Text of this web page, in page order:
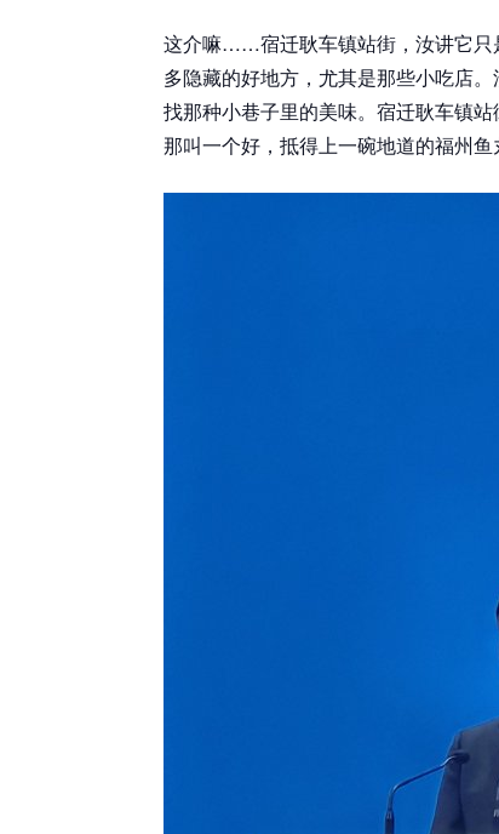
这介嘛……宿迁耿车镇站街，汝讲它只
多隐藏的好地方，尤其是那些小吃店
找那种小巷子里的美味。宿迁耿车镇
那叫一个好，抵得上一碗地道的福州鱼